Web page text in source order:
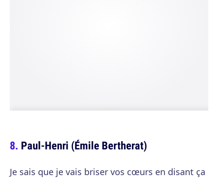
Paul-Henri (Émile Bertherat)
Je sais que je vais briser vos cœurs en disant ça